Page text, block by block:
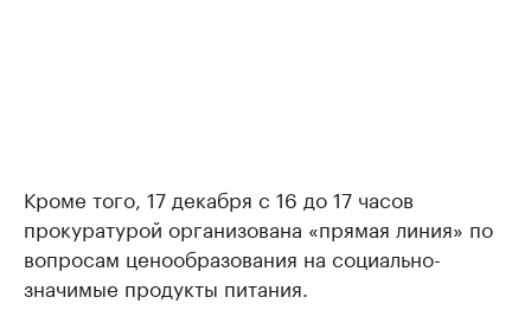
Кроме того, 17 декабря с 16 до 17 часов
прокуратурой организована «прямая линия» по
вопросам ценообразования на социально-
значимые продукты питания.